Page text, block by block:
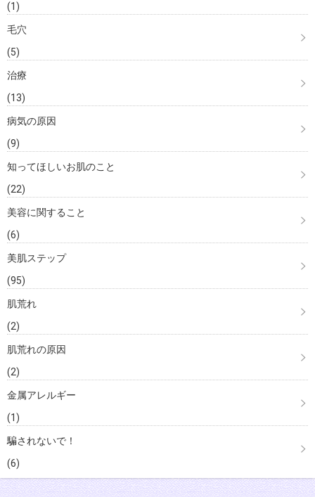
(1)
毛穴
(5)
治療
(13)
病気の原因
(9)
知ってほしいお肌のこと
(22)
美容に関すること
(6)
美肌ステップ
(95)
肌荒れ
(2)
肌荒れの原因
(2)
金属アレルギー
(1)
騙されないで！
(6)